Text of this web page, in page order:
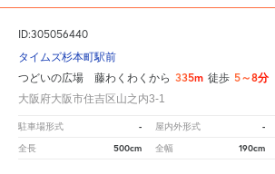
ID:305056440
タイムズ杉本町駅前
つどいの広場 藤わくわくから 335m 徒歩 5～8分
大阪府大阪市住吉区山之内3-1
駐車場形式 - 屋内外形式 -
全長 500cm 全幅 190cm